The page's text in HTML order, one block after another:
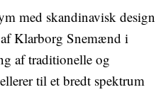
med skandinavisk design
Klarborg Snemænd i
af traditionelle og
til et bredt spektrum